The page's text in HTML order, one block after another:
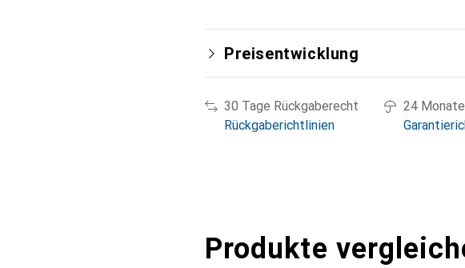
Preisentwicklung
30 Tage Rückgaberecht
Rückgaberichtlinien
24
Produkte